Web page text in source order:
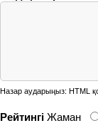
Назар аударыңыз: HTML
Рейтингі Жаман